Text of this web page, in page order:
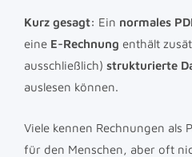
Kurz gesagt: Ein normales
eine E-Rechnung enthält
ausschließlich) strukturierte
auslesen können.
Viele kennen Rechnungen als
für den Menschen, aber oft